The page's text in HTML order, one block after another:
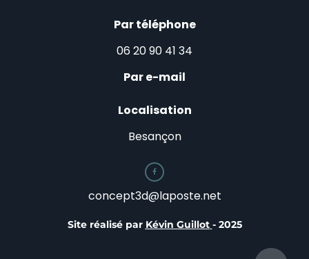
Par téléphone
06 20 90 41 34
Par e-mail
Localisation
Besançon

concept3d@laposte.net
Site réalisé par Kévin Guillot - 2025